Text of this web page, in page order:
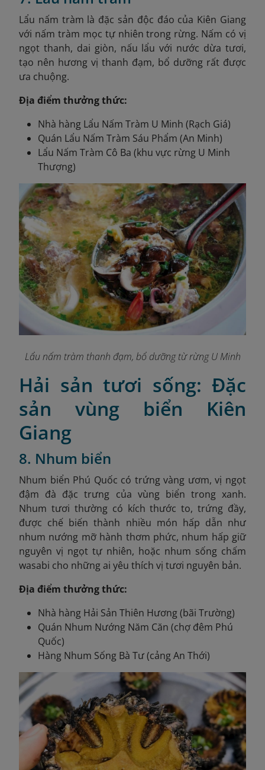
Lẩu nấm tràm là đặc sản độc đáo của Kiên Giang
với nấm tràm mọc tự nhiên trong rừng. Nấm có vị
ngọt thanh, dai giòn, nấu lẩu với nước dừa tươi,
tạo nên hương vị thanh đạm, bổ dưỡng rất được
ưa chuộng.
Địa điểm thưởng thức:
Nhà hàng Lẩu Nấm Tràm U Minh (Rạch Giá)
Quán Lẩu Nấm Tràm Sáu Phẩm (An Minh)
Lẩu Nấm Tràm Cô Ba (khu vực rừng U Minh
Thượng)
Lẩu nấm tràm thanh đạm, bổ dưỡng từ rừng U Minh
Hải sản tươi sống: Đặc
sản vùng biển Kiên
Giang
8. Nhum biển
Nhum biển Phú Quốc có trứng vàng ươm, vị ngọt
đậm đà đặc trưng của vùng biển trong xanh.
Nhum tươi thường có kích thước to, trứng đầy,
được chế biến thành nhiều món hấp dẫn như
nhum nướng mỡ hành thơm phức, nhum hấp giữ
nguyên vị ngọt tự nhiên, hoặc nhum sống chấm
wasabi cho những ai yêu thích vị tươi nguyên bản.
Địa điểm thưởng thức:
Nhà hàng Hải Sản Thiên Hương (bãi Trường)
Quán Nhum Nướng Năm Căn (chợ đêm Phú
Quốc)
Hàng Nhum Sống Bà Tư (cảng An Thới)